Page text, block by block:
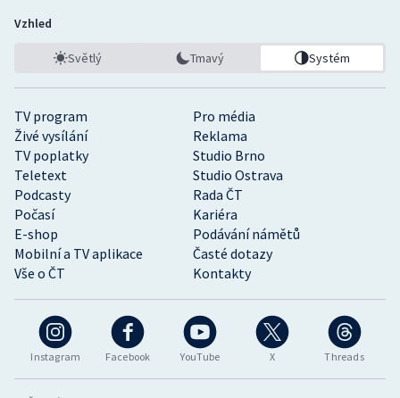
Instagram Facebook YouTube X Threads
TV program
Pro média
Živé vysílání
Reklama
TV poplatky
Studio Brno
Teletext
Studio Ostrava
Podcasty
Rada ČT
Počasí
Kariéra
E-shop
Podávání námětů
Mobilní a TV aplikace
Časté dotazy
Vše o ČT
Kontakty
Vzhled
Světlý Tmavý Systém